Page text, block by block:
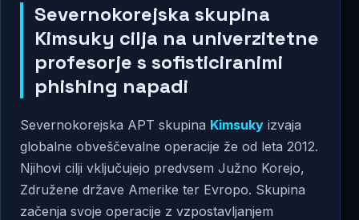
Severnokorejska skupina
Kimsuky cilja na univerzitetne
profesorje s sofisticiranimi
phishing napadi
Severnokorejska APT skupina Kimsuky izvaja
globalne obveščevalne operacije že od leta 2012.
Njihovi cilji vključujejo predvsem Južno Korejo,
Združene države Amerike ter Evropo. Skupina
začenja svoje operacije z vzpostavljanjem